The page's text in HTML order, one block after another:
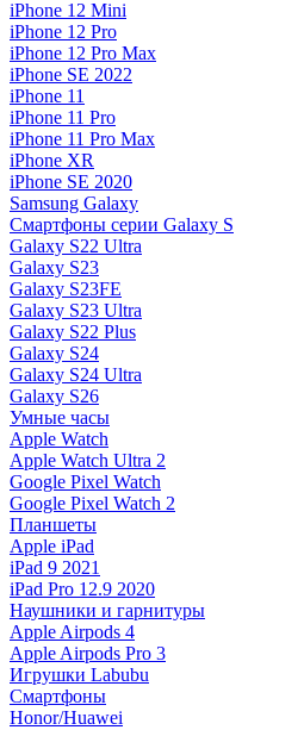
iPhone 12 Mini
iPhone 12 Pro
iPhone 12 Pro Max
iPhone SE 2022
iPhone 11
iPhone 11 Pro
iPhone 11 Pro Max
iPhone XR
iPhone SE 2020
Samsung Galaxy
Смартфоны серии Galaxy S
Galaxy S22 Ultra
Galaxy S23
Galaxy S23FE
Galaxy S23 Ultra
Galaxy S22 Plus
Galaxy S24
Galaxy S24 Ultra
Galaxy S26
Умные часы
Apple Watch
Apple Watch Ultra 2
Google Pixel Watch
Google Pixel Watch 2
Планшеты
Apple iPad
iPad 9 2021
iPad Pro 12.9 2020
Наушники и гарнитуры
Apple Airpods 4
Apple Airpods Pro 3
Игрушки Labubu
Смартфоны
Honor/Huawei